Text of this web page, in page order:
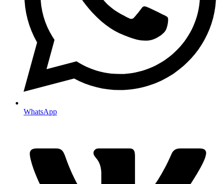
WhatsApp